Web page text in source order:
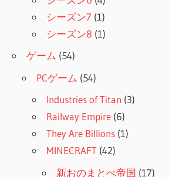
シーズン7 (1)
シーズン8 (1)
ゲーム (54)
PCゲーム (54)
Industries of Titan (3)
Railway Empire (6)
They Are Billions (1)
MINECRAFT (42)
新おのまとぺ帝国 (17)